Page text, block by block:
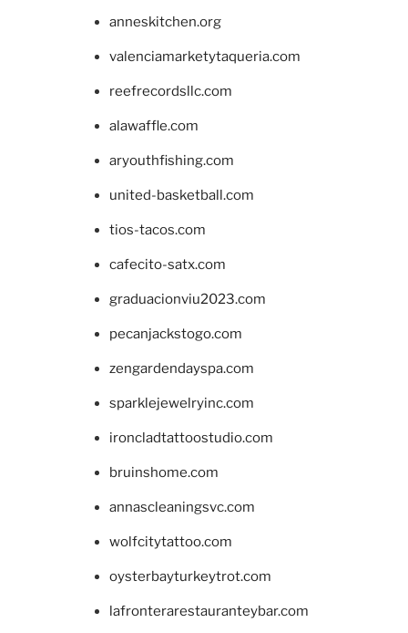
anneskitchen.org
valenciamarketytaqueria.com
reefrecordsllc.com
alawaffle.com
aryouthfishing.com
united-basketball.com
tios-tacos.com
cafecito-satx.com
graduacionviu2023.com
pecanjackstogo.com
zengardendayspa.com
sparklejewelryinc.com
ironcladtattoostudio.com
bruinshome.com
annascleaningsvc.com
wolfcitytattoo.com
oysterbayturkeytrot.com
lafronterarestauranteybar.com